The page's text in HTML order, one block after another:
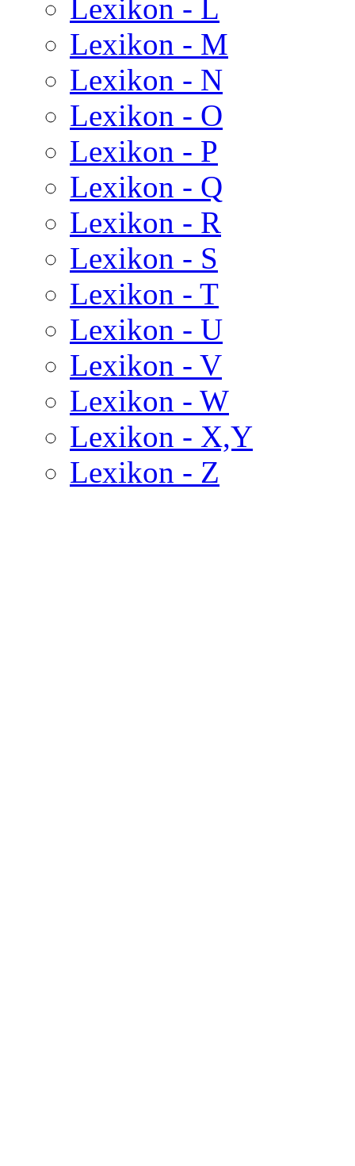
Lexikon - L
Lexikon - M
Lexikon - N
Lexikon - O
Lexikon - P
Lexikon - Q
Lexikon - R
Lexikon - S
Lexikon - T
Lexikon - U
Lexikon - V
Lexikon - W
Lexikon - X,Y
Lexikon - Z